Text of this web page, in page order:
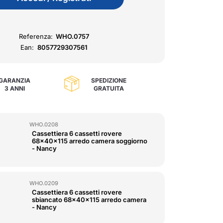
Referenza: WHO.0757
Ean: 8057729307561
3 ANNI
SPEDIZIONE
GRATUITA
WHO.0208
Cassettiera 6 cassetti rovere
68x40x115 arredo camera soggiorno
- Nancy
WHO.0209
Cassettiera 6 cassetti rovere
sbiancato 68x40x115 arredo camera
- Nancy